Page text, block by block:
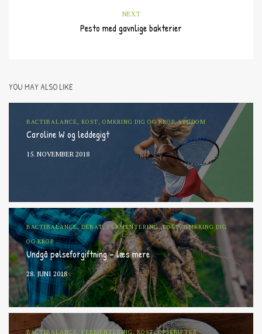
NEXT
Pesto med gavnlige bakterier
YOU MAY ALSO LIKE
BACTIBALANCE, KOST, OMKRING DIG OG KROP, SYGDOM
Caroline W og leddegigt
15. NOVEMBER 2018
BACTIBALANCE, DEBAT, FERMENTERING, KOST, OMKRING DIG
OG KROP
Undgå pølseforgiftning – læs mere
28. JUNI 2018
BACTIBALANCE, FERMENTERING, KOST, OPSKRIFTER